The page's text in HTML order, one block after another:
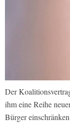
Der
ihm eine Reihe
Bürger